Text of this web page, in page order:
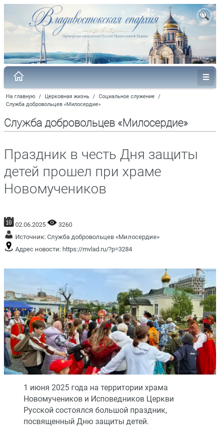
На главную / Церковная жизнь / Социальное служение /
Служба добровольцев «Милосердие»
Служба добровольцев «Милосердие»
Праздник в честь Дня защиты
детей прошел при храме
Новомучеников
02.06.2025
3260
Источник: Служба добровольцев «Милосердие»
Адрес новости: https://mvlad.ru/?p=3284
1 июня 2025 года на территории храма
Новомучеников и Исповедников Церкви
Русской состоялся большой праздник,
посвященный Дню защиты детей.